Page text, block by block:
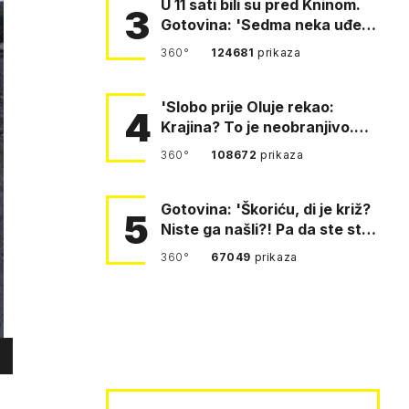
3
U 11 sati bili su pred Kninom.
Gotovina: 'Sedma neka uđe,
4. gardijska neka g…
360° 124681prikaza
4
'Slobo prije Oluje rekao:
Krajina? To je neobranjivo.
Tuđmana zvao Krivousti'
360° 108672prikaza
5
Gotovina: 'Škoriću, di je križ?
Niste ga našli?! Pa da ste stali
i pitali fratr…
360° 67049 prikaza